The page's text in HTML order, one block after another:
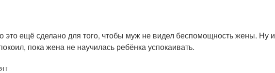
это ещё сделано для того, чтобы муж не видел беспомощность жены. Ну и
пока жена не научилась ребёнка успокаивать.